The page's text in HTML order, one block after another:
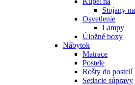
Stojany
Osvetlenie
Lampy
Úložné boxy
Nábytok
Matrace
Postele
Rošty do postelí
Sedacie súpravy